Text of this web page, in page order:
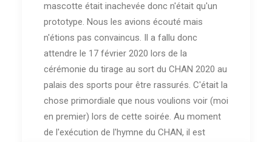
mascotte était inachevée donc n'était qu'un
prototype. Nous les avions écouté mais
n'étions pas convaincus. Il a fallu donc
attendre le 17 février 2020 lors de la
cérémonie du tirage au sort du CHAN 2020 au
palais des sports pour être rassurés. C'était la
chose primordiale que nous voulions voir (moi
en premier) lors de cette soirée. Au moment
de l'exécution de l'hymne du CHAN, il est